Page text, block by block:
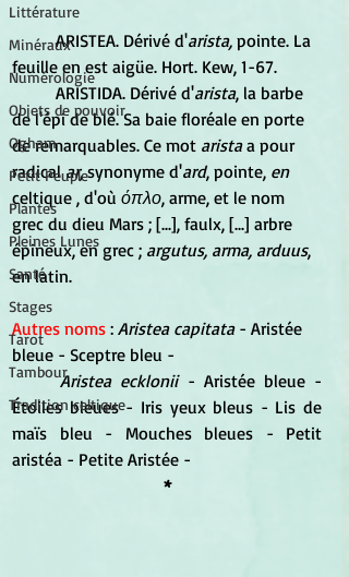
Littérature
Minéraux
Numérologie
Objets de pouvoir
Ogham
Petit Peuple
Plantes
Pleines Lunes
Santé
Stages
Tarot
Tambour
Tradition celtique
	ARISTEA. Dérivé d'
arista, pointe. La
feuille en est aigüe. Hort. Kew, 1-67.
	ARISTIDA. Dérivé d'
arista, la barbe
de l'épi de blé. Sa baie floréale en porte
de remarquables. Ce mot arista a pour
radical ar, synonyme d'ard, pointe, en
celtique , d'où όπλο, arme, et le nom
grec du dieu Mars ; [...], faulx, [...] arbre
épineux, en grec ; argutus, arma, arduus,
en latin.
Autres noms : Aristea capitata - Aristée
bleue - Sceptre bleu -
Aristea ecklonii - Aristée bleue -
Étoiles bleues - Iris yeux bleus - Lis de
maïs bleu - Mouches bleues -
Petit
aristéa - Petite Aristée -
*